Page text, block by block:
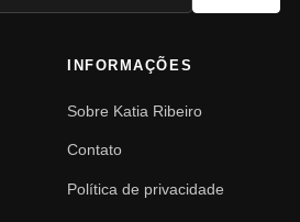
INFORMAÇÕES
Sobre Katia Ribeiro
Contato
Política de privacidade